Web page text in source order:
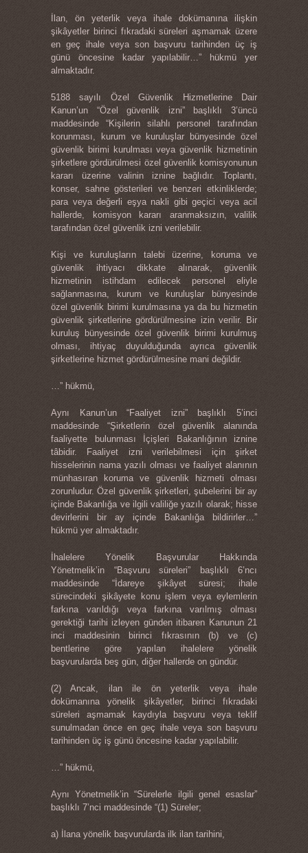
İlan, ön yeterlik veya ihale dokümanına ilişkin
şikâyetler birinci fıkradaki süreleri aşmamak üzere
en geç ihale veya son başvuru tarihinden üç iş
günü öncesine kadar yapılabilir…” hükmü yer
almaktadır.
5188 sayılı Özel Güvenlik Hizmetlerine Dair
Kanun’un “Özel güvenlik izni” başlıklı 3’üncü
maddesinde “Kişilerin silahlı personel tarafından
korunması, kurum ve kuruluşlar bünyesinde özel
güvenlik birimi kurulması veya güvenlik hizmetinin
şirketlere gördürülmesi özel güvenlik komisyonunun
kararı üzerine valinin iznine bağlıdır. Toplantı,
konser, sahne gösterileri ve benzeri etkinliklerde;
para veya değerli eşya nakli gibi geçici veya acil
hallerde, komisyon kararı aranmaksızın, valilik
tarafından özel güvenlik izni verilebilir.
Kişi ve kuruluşların talebi üzerine, koruma ve
güvenlik ihtiyacı dikkate alınarak, güvenlik
hizmetinin istihdam edilecek personel eliyle
sağlanmasına, kurum ve kuruluşlar bünyesinde
özel güvenlik birimi kurulmasına ya da bu hizmetin
güvenlik şirketlerine gördürülmesine izin verilir. Bir
kuruluş bünyesinde özel güvenlik birimi kurulmuş
olması, ihtiyaç duyulduğunda ayrıca güvenlik
şirketlerine hizmet gördürülmesine mani değildir.
…” hükmü,
Aynı Kanun’un “Faaliyet izni” başlıklı 5’inci
maddesinde “Şirketlerin özel güvenlik alanında
faaliyette bulunması İçişleri Bakanlığının iznine
tâbidir. Faaliyet izni verilebilmesi için şirket
hisselerinin nama yazılı olması ve faaliyet alanının
münhasıran koruma ve güvenlik hizmeti olması
zorunludur. Özel güvenlik şirketleri, şubelerini bir ay
içinde Bakanlığa ve ilgili valiliğe yazılı olarak; hisse
devirlerini bir ay içinde Bakanlığa bildirirler…”
hükmü yer almaktadır.
İhalelere Yönelik Başvurular Hakkında
Yönetmelik’in “Başvuru süreleri” başlıklı 6’ncı
maddesinde “İdareye şikâyet süresi; ihale
sürecindeki şikâyete konu işlem veya eylemlerin
farkına varıldığı veya farkına varılmış olması
gerektiği tarihi izleyen günden itibaren Kanunun 21
inci maddesinin birinci fıkrasının (b) ve (c)
bentlerine göre yapılan ihalelere yönelik
başvurularda beş gün, diğer hallerde on gündür.
(2) Ancak, ilan ile ön yeterlik veya ihale
dokümanına yönelik şikâyetler, birinci fıkradaki
süreleri aşmamak kaydıyla başvuru veya teklif
sunulmadan önce en geç ihale veya son başvuru
tarihinden üç iş günü öncesine kadar yapılabilir.
…” hükmü,
Aynı Yönetmelik’in “Sürelerle ilgili genel esaslar”
başlıklı 7’nci maddesinde “(1) Süreler;
a) İlana yönelik başvurularda ilk ilan tarihini,